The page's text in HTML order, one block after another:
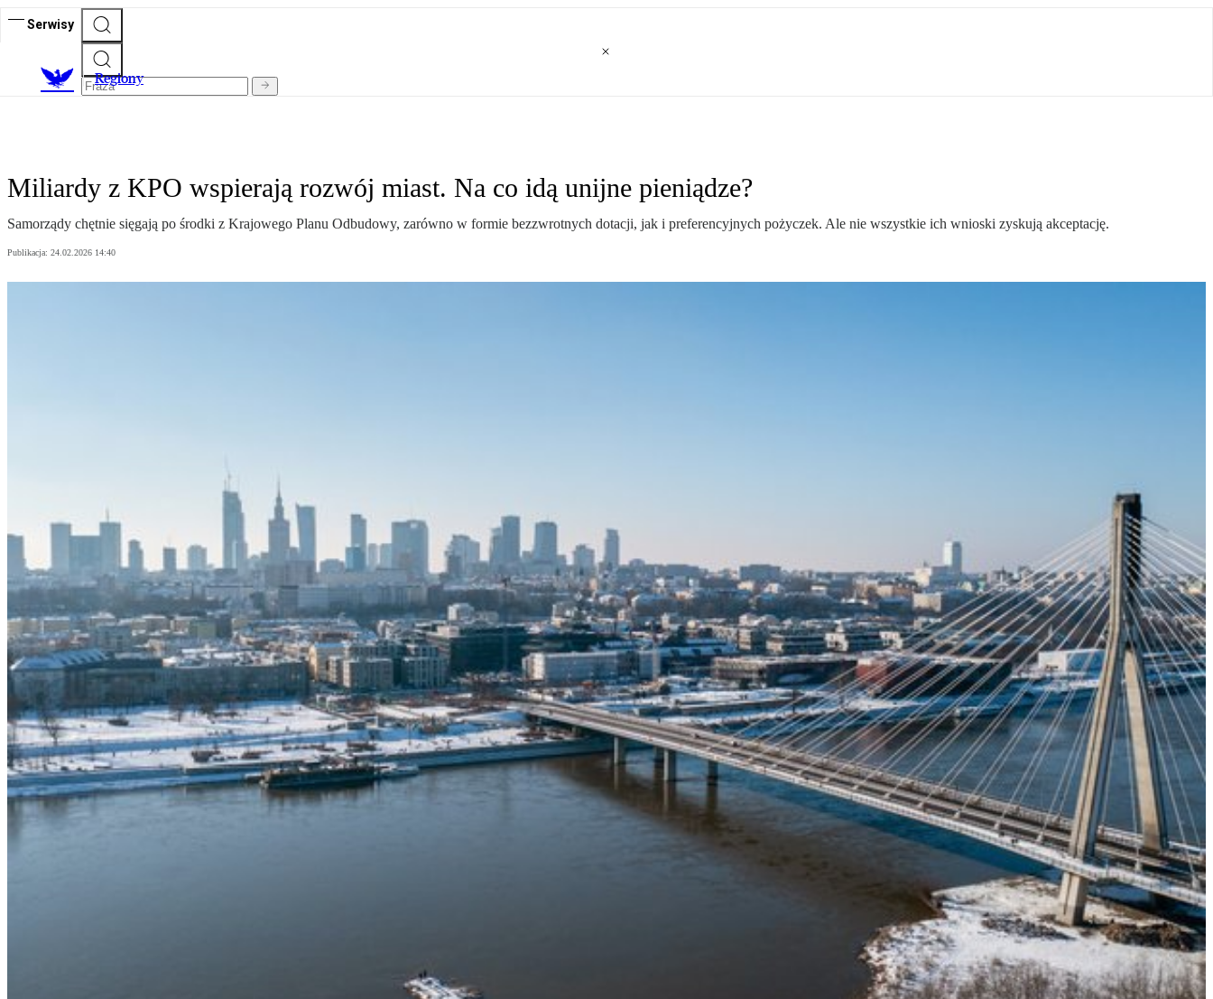
Serwisy
Regiony
Miliardy z KPO wspierają rozwój miast. Na co idą unijne pieniądze?
Samorządy chętnie sięgają po środki z Krajowego Planu Odbudowy, zarówno w formie bezzwrotnych dotacji, jak i preferencyjnych pożyczek. Ale nie wszystkie ich wnioski zyskują akceptację.
Publikacja: 24.02.2026 14:40